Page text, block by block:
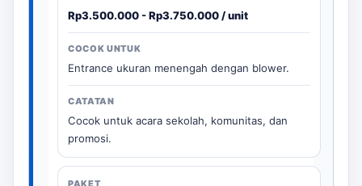
Rp3.500.000 - Rp3.750.000 / unit
Entrance ukuran menengah dengan blower.
Cocok untuk acara sekolah, komunitas, dan
promosi.